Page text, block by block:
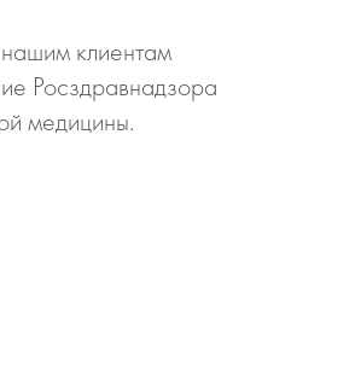
клиентам
Росздравнадзора
медицины.